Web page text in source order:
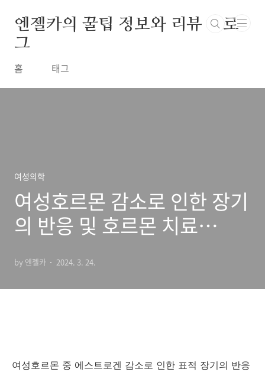
엔젤카의 꿀팁 정보와 리뷰 블로
그
홈 태그
여성의학
여성호르몬 감소로 인한 장기
의 반응 및 호르몬 치료
therapy, HRT) 효과
by 엔젤카 2024. 3. 24.
여성호르몬 중 에스트로겐 감소로 인한 표적 장기의 반응